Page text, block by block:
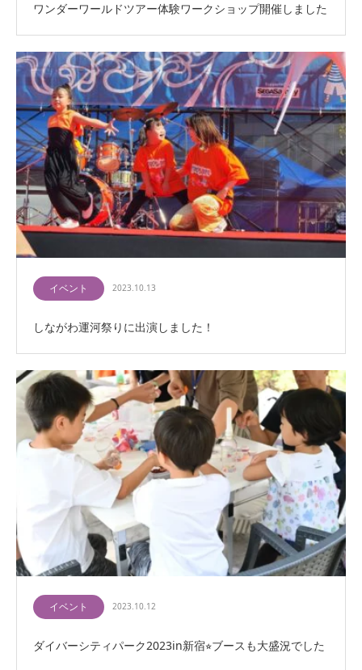
ワンダーワールドツアー体験ワークショップ開催しました
イベント 2023.10.13
しながわ運河祭りに出演しました！
イベント 2023.10.12
ダイバーシティパーク2023in新宿⭐︎ブースも大盛況でした